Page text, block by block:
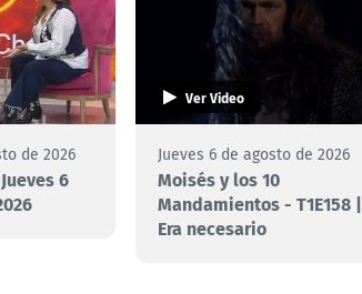
de 2026
6
Ver Video
Jueves 6 de agosto de 2026
Moisés y los 10
Mandamientos - T1E158 |
Era necesario